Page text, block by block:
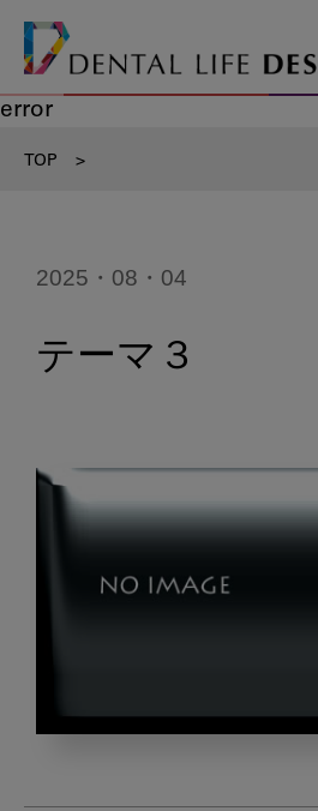
error
TOP >
2025・08・04
テーマ３